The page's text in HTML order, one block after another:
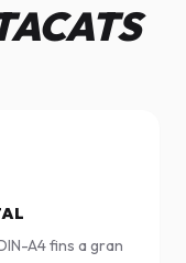
A4 fins a gran